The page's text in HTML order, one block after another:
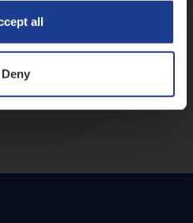
all
Deny